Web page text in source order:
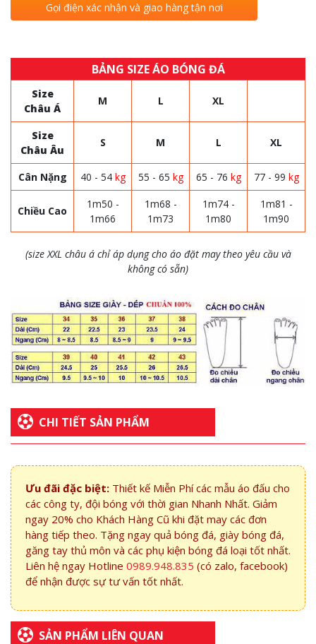
Gọi điện xác nhận và giao hàng tận nơi
BẢNG SIZE ÁO BÓNG ĐÁ
Size
Châu Á
M L XL
Size
Châu Âu
S M L XL
Cân Nặng 40 - 54 kg 55 - 65 kg 65 - 76 kg 77 - 99 kg
Chiều Cao
1m50 -
1m66
1m68 -
1m73
1m74 -
1m80
1m81 -
1m90
(size XXL châu á chỉ áp dụng cho áo đặt may theo yêu cầu và
không có sẵn)
CHI TIẾT SẢN PHẨM
Ưu đãi đặc biệt: Thiết kế Miễn Phí các mẫu áo đấu cho
các công ty, đội bóng với thời gian Nhanh Nhất. Giảm
ngay 20% cho Khách Hàng Cũ khi đặt may các đơn
hàng tiếp theo. Tặng ngay quả bóng đá, giày bóng đá,
găng tay thủ môn và các phụ kiện bóng đá loại tốt nhất.
Liên hệ ngay Hotline 0989.948.835 (có zalo, facebook)
để nhận được sự tư vấn tốt nhất.
SẢN PHẨM LIÊN QUAN